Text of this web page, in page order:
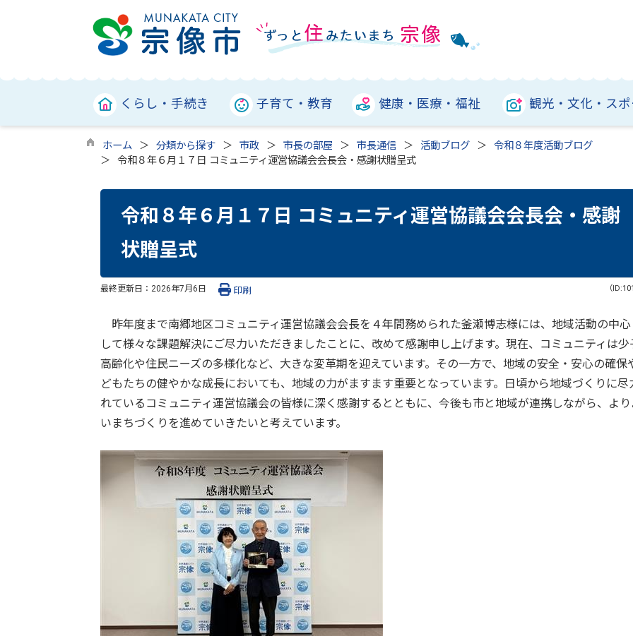
くらし・手続き 子育て・教育 健康・医療・福祉 観光・文化・ス
ホーム 分類から探す 市政 市長の部屋 市長通信 活動ブログ
令和８年度活動ブログ
令和８年６月１７日 コミュニティ運営協議会会長会・感謝状贈呈式
令和８年６月１７日 コミュニティ運営協議会会長会・感謝
状贈呈式
最終更新日： 2026年7月6日 （
印刷
昨年度まで南郷地区コミュニティ運営協議会会長を４年間務められた釜瀬博志様には、地域活動の中
して様々な課題解決にご尽力いただきましたことに、改めて感謝申し上げます。現在、コミュニティは少
高齢化や住民ニーズの多様化など、大きな変革期を迎えています。その一方で、地域の安全・安心の確保
どもたちの健やかな成長においても、地域の力がますます重要となっています。日頃から地域づくりに尽
れているコミュニティ運営協議会の皆様に深く感謝するとともに、今後も市と地域が連携しながら、よ
いまちづくりを進めていきたいと考えています。